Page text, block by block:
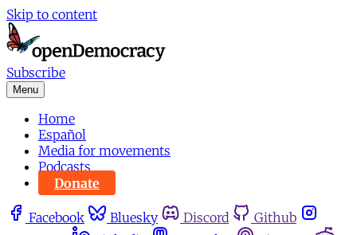
Skip to content
Subscribe
Menu
Home
Español
Media for movements
Podcasts
Donate
Facebook Bluesky Discord
Github